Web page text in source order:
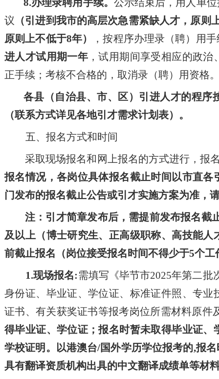
8.办理录聘用手续。 公示结束后，用人单
议 （引进到我市的高层次急需紧缺人才，原则
原则上不低于8年） ，按程序办理录 （聘）
用手
进人才试用期一年 ，试用期间享受相应的政
正手续 ； 考核不合格的，取消录 （聘） 用资格
各县（ 自治县、市、
区）引进人才的程序
（联系方式详见各地引才需求计划表） 。
五、报名方式和时间
采取现场报名和网上报名的方式进行 ，报
报名情况， 各岗位具体报名截止时间以市直各
门发布的报名截止公告或引才实施方案为准，
注：引才简章发布后，需提前发布报名截
及以上（博士研究生、正高级职称、高技能
前截止报名（岗位接受报名时间不得少于5个工
1.现场报名:需填写《毕节市2025年第二批
身份证、毕业证、学位证、 标准证件照、 专业
证书、 有关获奖证书等报考岗位所需材料原件
得毕业证、学位证；报名时暂未取得毕业证
学校证明 。 以港澳台/国外学历学位报考的,报名
具有翻译资质机构出具的中文翻译成绩单等材